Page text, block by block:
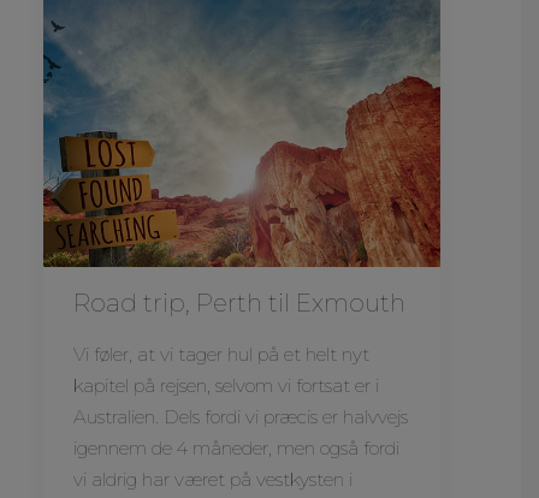
Road trip, Perth til Exmouth
Vi føler, at vi tager hul på et helt nyt
kapitel på rejsen, selvom vi fortsat er i
Australien. Dels fordi vi præcis er halvvejs
igennem de 4 måneder, men også fordi
vi aldrig har været på vestkysten i